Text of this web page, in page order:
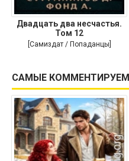
Двадцать два несчастья.
Том 12
[Самиздат / Попаданцы]
САМЫЕ